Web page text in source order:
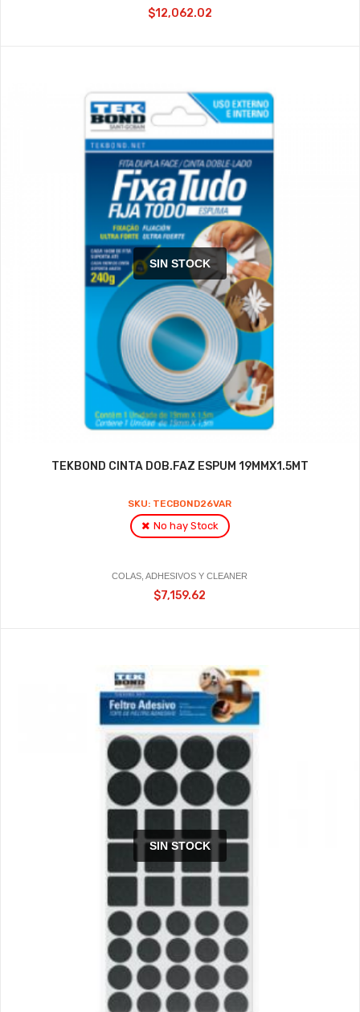
$12,062.02
SIN STOCK
TEKBOND CINTA DOB.FAZ ESPUM 19MMX1.5MT
SKU: TECBOND26VAR
No hay Stock
COLAS, ADHESIVOS Y CLEANER
$7,159.62
SIN STOCK